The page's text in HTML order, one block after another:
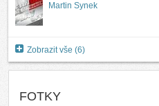
Martin Synek
Zobrazit vše (6)
FOTKY